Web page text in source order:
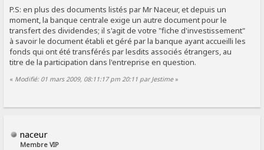
P.S: en plus des documents listés par Mr Naceur, et depuis un
moment, la banque centrale exige un autre document pour le
transfert des dividendes; il s'agit de votre "fiche d'investissement"
à savoir le document établi et géré par la banque ayant accueilli les
fonds qui ont été transférés par lesdits associés étrangers, au
titre de la participation dans l'entreprise en question.
« Modifié: 01 mars 2009, 08:11:17 pm 20:11 par Jestime»
naceur
Membre VIP